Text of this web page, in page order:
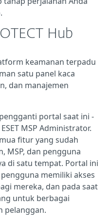
Hub
keamanan terpadu
satu panel kaca
dan manajemen
pengganti portal saat ini -
MSP Administrator.
fitur yang sudah
MSP, dan pengguna
di satu tempat. Portal ini
memiliki akses
mereka, dan pada saat
untuk berbagai
pelanggan.